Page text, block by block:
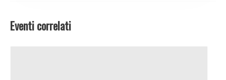
Eventi correlati